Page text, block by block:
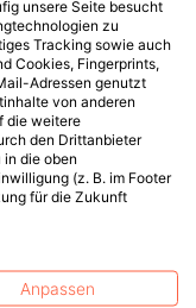
unsere Seite besucht
zu
Tracking sowie auch
Cookies, Fingerprints,
Adressen genutzt
von anderen
die weitere
den Drittanbieter
die oben
(z. B. im Footer
für die Zukunft
Anpassen